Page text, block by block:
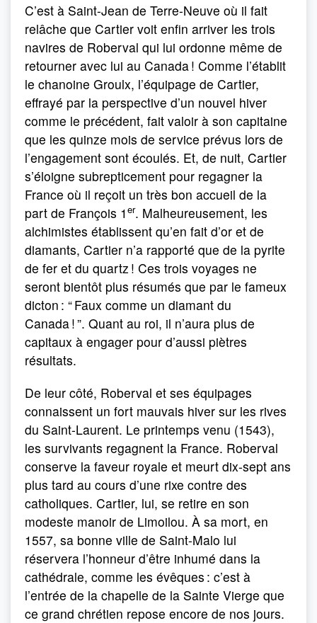
C’est à Saint-Jean de Terre-Neuve où il fait
relâche que Cartier voit enfin arriver les trois
navires de Roberval qui lui ordonne même de
retourner avec lui au Canada ! Comme l’établit
le chanoine Groulx, l’équipage de Cartier,
effrayé par la perspective d’un nouvel hiver
comme le précédent, fait valoir à son capitaine
que les quinze mois de service prévus lors de
l’engagement sont écoulés. Et, de nuit, Cartier
s’éloigne subrepticement pour regagner la
France où il reçoit un très bon accueil de la
part de François 1 er. Malheureusement, les
alchimistes établissent qu’en fait d’or et de
diamants, Cartier n’a rapporté que de la pyrite
de fer et du quartz ! Ces trois voyages ne
seront bientôt plus résumés que par le fameux
dicton : “ Faux comme un diamant du
Canada ! ”. Quant au roi, il n’aura plus de
capitaux à engager pour d’aussi piètres
résultats.
De leur côté, Roberval et ses équipages
connaissent un fort mauvais hiver sur les rives
du Saint-Laurent. Le printemps venu (1543),
les survivants regagnent la France. Roberval
conserve la faveur royale et meurt dix-sept ans
plus tard au cours d’une rixe contre des
catholiques. Cartier, lui, se retire en son
modeste manoir de Limoilou. À sa mort, en
1557, sa bonne ville de Saint-Malo lui
réservera l’honneur d’être inhumé dans la
cathédrale, comme les évêques : c’est à
l’entrée de la chapelle de la Sainte Vierge que
ce grand chrétien repose encore de nos jours.